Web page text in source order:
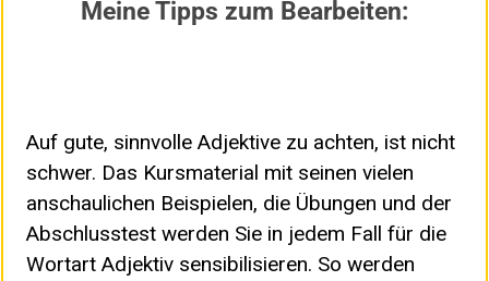
Meine Tipps zum Bearbeiten:
Auf gute, sinnvolle Adjektive zu achten, ist nicht
schwer. Das Kursmaterial mit seinen vielen
anschaulichen Beispielen, die Übungen und der
Abschlusstest werden Sie in jedem Fall für die
Wortart Adjektiv sensibilisieren. So werden